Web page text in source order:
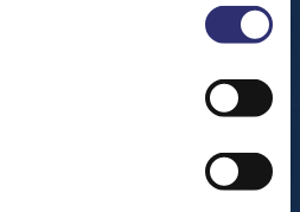
Das Luxembourg